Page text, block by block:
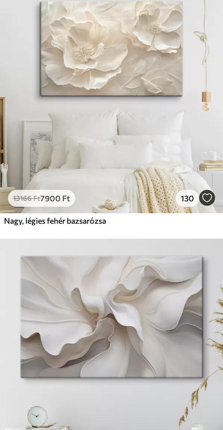
13166Ft7900 Ft 130
Nagy, légies fehér bazsarózsa